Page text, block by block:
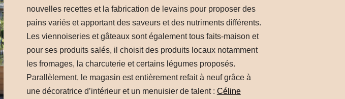
nouvelles recettes et la fabrication de levains pour proposer des
pains variés et apportant des saveurs et des nutriments différents.
Les viennoiseries et gâteaux sont également tous faits-maison et
pour ses produits salés, il choisit des produits locaux notamment
les fromages, la charcuterie et certains légumes proposés.
Parallèlement, le magasin est entièrement refait à neuf grâce à
une décoratrice d’intérieur et un menuisier de talent : Céline